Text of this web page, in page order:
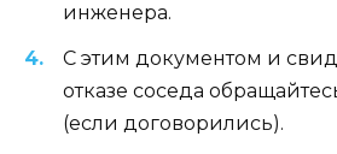
инженера.
С этим документом и
отказе соседа
(если договорились).